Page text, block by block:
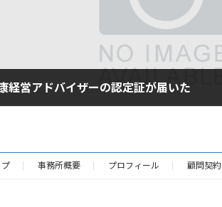
経営アドバイザーの認定証が届いた
プ 事務所概要 プロフィール 顧問契約